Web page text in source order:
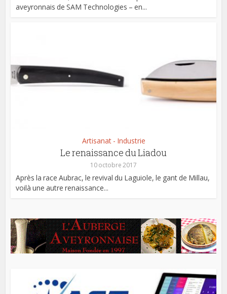
aveyronnais de SAM Technologies – en...
Artisanat - Industrie
Le renaissance du Liadou
10 octobre 2017
Après la race Aubrac, le revival du Laguiole, le gant de Millau,
voilà une autre renaissance...